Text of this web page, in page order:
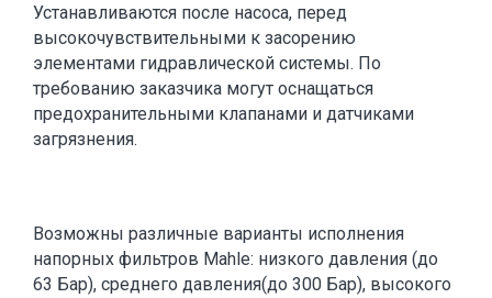
Устанавливаются после насоса, перед
высокочувствительными к засорению
элементами гидравлической системы. По
требованию заказчика могут оснащаться
предохранительными клапанами и датчиками
загрязнения.
Возможны различные варианты исполнения
напорных фильтров Mahle: низкого давления (до
63 Бар), среднего давления(до 300 Бар), высокого